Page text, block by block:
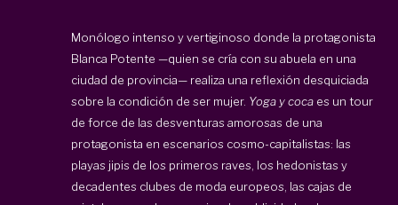
Monólogo intenso y vertiginoso donde la protagonista
Blanca Potente —quien se cría con su abuela en una
ciudad de provincia— realiza una reflexión desquiciada
sobre la condición de ser mujer. Yoga y coca es un tour
de force de las desventuras amorosas de una
protagonista en escenarios cosmo-capitalistas: las
playas jipis de los primeros raves, los hedonistas y
decadentes clubes de moda europeos, las cajas de